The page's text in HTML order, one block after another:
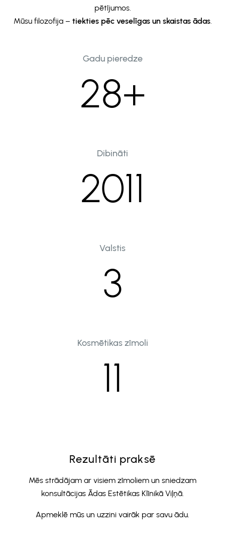
pētījumos.
Mūsu filozofija – tiekties pēc veselīgas un skaistas ādas.
Gadu pieredze
28+
Dibināti
2011
Valstis
3
Kosmētikas zīmoli
11
Rezultāti praksē
Mēs strādājam ar visiem zīmoliem un sniedzam
konsultācijas Ādas Estētikas Klīnikā Viļņā.
Apmeklē mūs un uzzini vairāk par savu ādu.